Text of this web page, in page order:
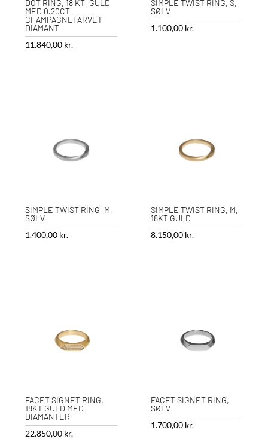
DOT RING, 18 KT. GULD
MED 0.20CT
CHAMPAGNEFARVET
DIAMANT
11.840,00 kr.
SIMPLE TWIST RING, S,
SØLV
1.100,00 kr.
SIMPLE TWIST RING, M,
SØLV
1.400,00 kr.
SIMPLE TWIST RING, M,
18KT GULD
8.150,00 kr.
FACET SIGNET RING,
18KT GULD MED
DIAMANTER
22.850,00 kr.
FACET SIGNET RING,
SØLV
1.700,00 kr.